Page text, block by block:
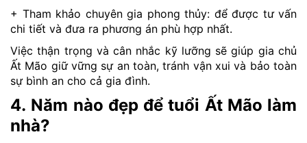
+ Tham khảo chuyên gia phong thủy: để được tư vấn
chi tiết và đưa ra phương án phù hợp nhất.
Việc thận trọng và cân nhắc kỹ lưỡng sẽ giúp gia chủ
Ất Mão giữ vững sự an toàn, tránh vận xui và bảo toàn
sự bình an cho cả gia đình.
4. Năm nào đẹp để tuổi Ất Mão làm
nhà?